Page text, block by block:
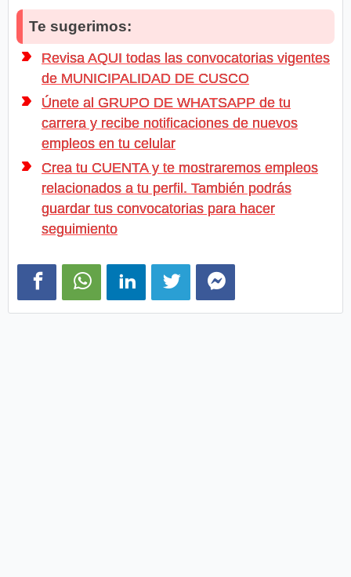
Te sugerimos:
Revisa AQUI todas las convocatorias vigentes
de MUNICIPALIDAD DE CUSCO
Únete al GRUPO DE WHATSAPP de tu
carrera y recibe notificaciones de nuevos
empleos en tu celular
Crea tu CUENTA y te mostraremos empleos
relacionados a tu perfil. También podrás
guardar tus convocatorias para hacer
seguimiento